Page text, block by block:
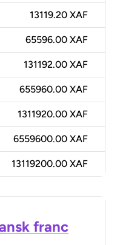
13119.20 XAF
65596.00 XAF
131192.00 XAF
655960.00 XAF
1311920.00 XAF
6559600.00 XAF
13119200.00 XAF
franc